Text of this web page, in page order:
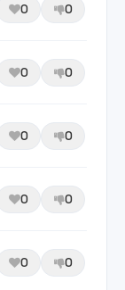
0 0
0 0
0 0
0 0
0 0